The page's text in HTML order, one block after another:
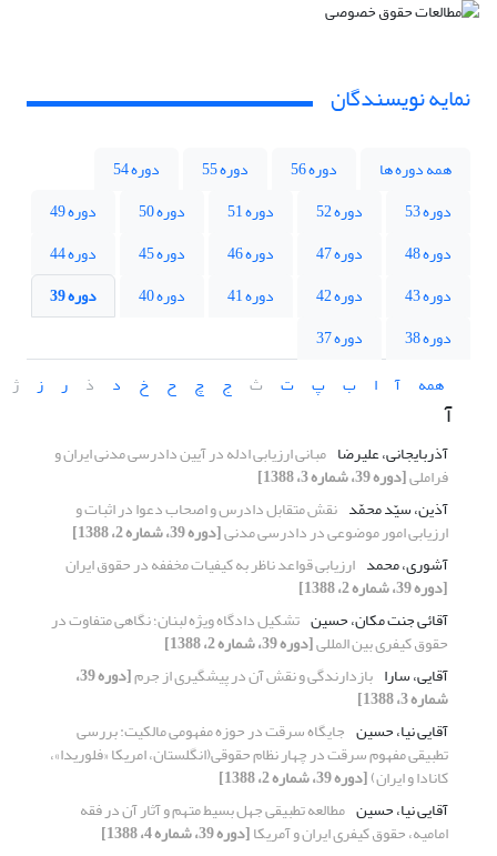
نمایه نویسندگان
همه دوره ها دوره 56 دوره 55
دوره 54
دوره 53
دوره 52 دوره 51 دوره 50
دوره 49
دوره 48
دوره 47 دوره 46 دوره 45
دوره 44
دوره 43
دوره 42 دوره 41 دوره 40
دوره 39
دوره 38
دوره 37
همه
آ ا ب پ ت ث ج چ ح خ د ذ ر ز ژ
آ
آذربایجانی، علیرضا مبانی ارزیابی ادله در آیین دادرسی مدنی ایران و
فراملی[دوره 39، شماره 3، 1388]
آذین، سیّد محمّد نقش متقابل دادرس و اصحاب دعوا در اثبات و
ارزیابی امور موضوعی در دادرسی مدنی[دوره 39، شماره 2، 1388]
آشوری، محمد ارزیابی قواعد ناظر به کیفیات مخففه در حقوق ایران
[دوره 39، شماره 2، 1388]
آقائی جنت مکان، حسین تشکیل دادگاه ویژه لبنان؛ نگاهی متفاوت در
حقوق کیفری بین المللی[دوره 39، شماره 2، 1388]
آقایی، سارا بازدارندگی و نقش آن در پیشگیری از جرم [دوره 39،
شماره 3، 1388]
آقایی نیا، حسین جایگاه سرقت در حوزه مفهومی مالکیت: بررسی
تطبیقی مفهوم سرقت در چهار نظام حقوقی(انگلستان، امریکا «فلوریدا»،
کانادا و ایران)[دوره 39، شماره 2، 1388]
آقایی نیا، حسین مطالعه تطبیقی جهل بسیط متهم و آثار آن در فقه
امامیه، حقوق کیفری ایران و آمریکا[دوره 39، شماره 4، 1388]